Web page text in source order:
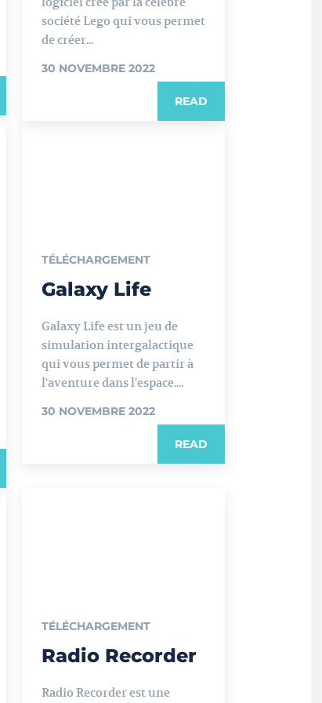
société Lego qui vous permet
de créer...
30 NOVEMBRE 2022
READ
TÉLÉCHARGEMENT
Galaxy Life
Galaxy Life est un jeu de
simulation intergalactique
qui vous permet de partir à
l'aventure dans l'espace....
30 NOVEMBRE 2022
READ
TÉLÉCHARGEMENT
Radio Recorder
Radio Recorder est une